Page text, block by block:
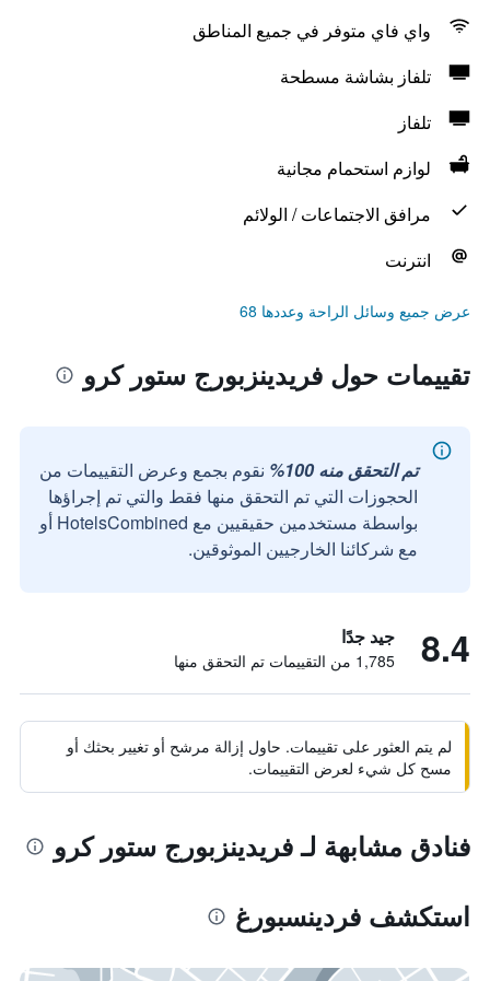
واي فاي متوفر في جميع المناطق
تلفاز بشاشة مسطحة
تلفاز
لوازم استحمام مجانية
مرافق الاجتماعات / الولائم
انترنت
عرض جميع وسائل الراحة وعددها 68
تقييمات حول فريدينزبورج ستور كرو
تم التحقق منه 100%
نقوم بجمع وعرض التقييمات من
الحجوزات التي تم التحقق منها فقط والتي تم إجراؤها
بواسطة مستخدمين حقيقيين مع HotelsCombined أو
مع شركائنا الخارجيين الموثوقين.
8.4 جيد جدًا
1,785 من التقييمات تم التحقق منها
لم يتم العثور على تقييمات. حاول إزالة مرشح أو تغيير بحثك أو
مسح كل شيء لعرض التقييمات.
فنادق مشابهة لـ فريدينزبورج ستور كرو
استكشف فردينسبورغ